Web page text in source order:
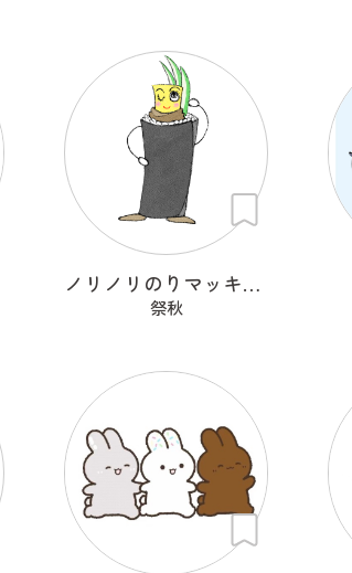
ノリノリのりマッキーさん
祭秋